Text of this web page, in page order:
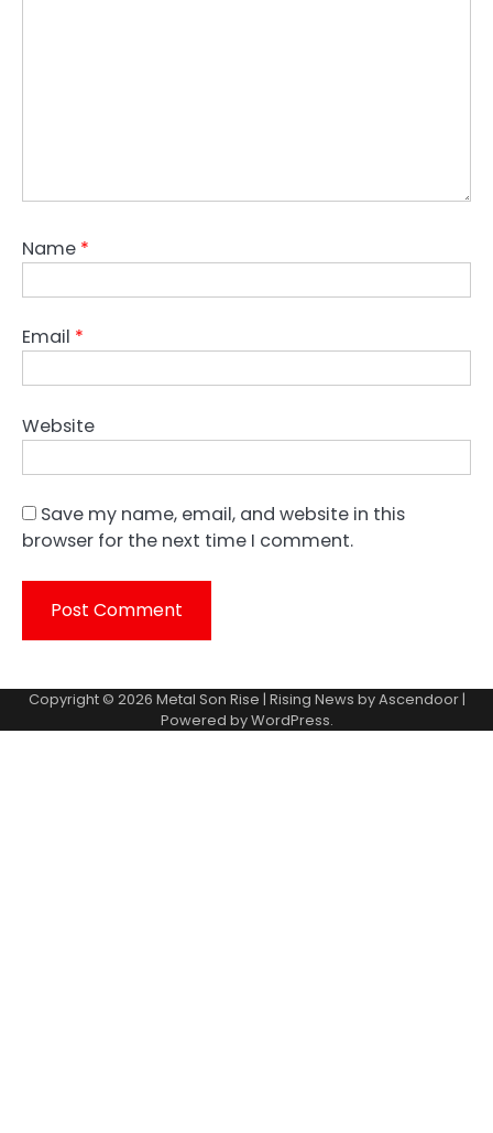
Name *
Email *
Website
Save my name, email, and website in this
browser for the next time I comment.
Copyright © 2026 Metal Son Rise | Rising News byAscendoor|
Powered byWordPress.